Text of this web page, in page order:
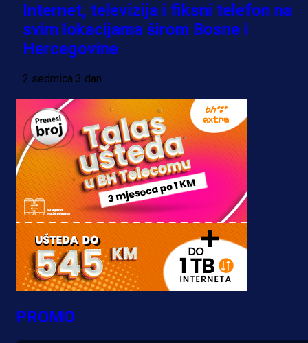
Internet, televizija i fiksni telefon na
svim lokacijama širom Bosne i
Hercegovine
2 sedmica 3 dan
PROMO